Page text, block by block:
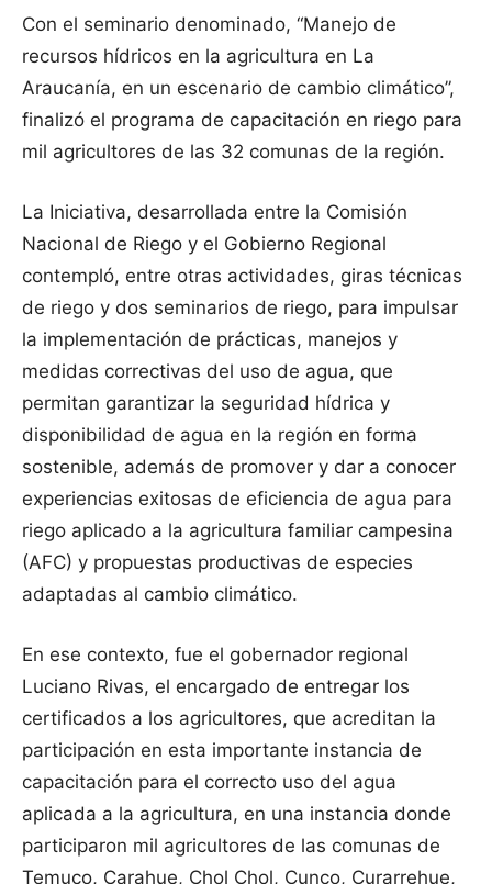
Con el seminario denominado, “Manejo de
recursos hídricos en la agricultura en La
Araucanía, en un escenario de cambio climático”,
finalizó el programa de capacitación en riego para
mil agricultores de las 32 comunas de la región.
La Iniciativa, desarrollada entre la Comisión
Nacional de Riego y el Gobierno Regional
contempló, entre otras actividades, giras técnicas
de riego y dos seminarios de riego, para impulsar
la implementación de prácticas, manejos y
medidas correctivas del uso de agua, que
permitan garantizar la seguridad hídrica y
disponibilidad de agua en la región en forma
sostenible, además de promover y dar a conocer
experiencias exitosas de eficiencia de agua para
riego aplicado a la agricultura familiar campesina
(AFC) y propuestas productivas de especies
adaptadas al cambio climático.
En ese contexto, fue el gobernador regional
Luciano Rivas, el encargado de entregar los
certificados a los agricultores, que acreditan la
participación en esta importante instancia de
capacitación para el correcto uso del agua
aplicada a la agricultura, en una instancia donde
participaron mil agricultores de las comunas de
Temuco, Carahue, Chol Chol, Cunco, Curarrehue,